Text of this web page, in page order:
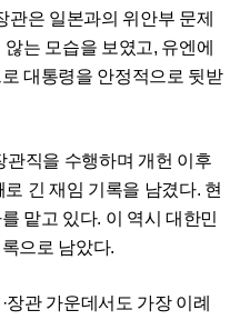
관은 일본과의 위안부 문제
는 모습을 보였고, 유엔에
대통령을 안정적으로 뒷받
관직을 수행하며 개헌 이후
긴 재임 기록을 남겼다. 현
맡고 있다. 이 역시 대한민
으로 남았다.
관 가운데서도 가장 이례